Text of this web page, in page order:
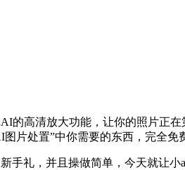
高清放大功能，让你的照片正在
片处置”中你需要的东西，完全
礼，并且操做简单，今天就让